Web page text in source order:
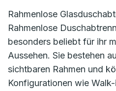
Rahmenlose
Rahmenlose
besonders beliebt für ihr
Aussehen. Sie bestehen
sichtbaren Rahmen und
Konfigurationen wie